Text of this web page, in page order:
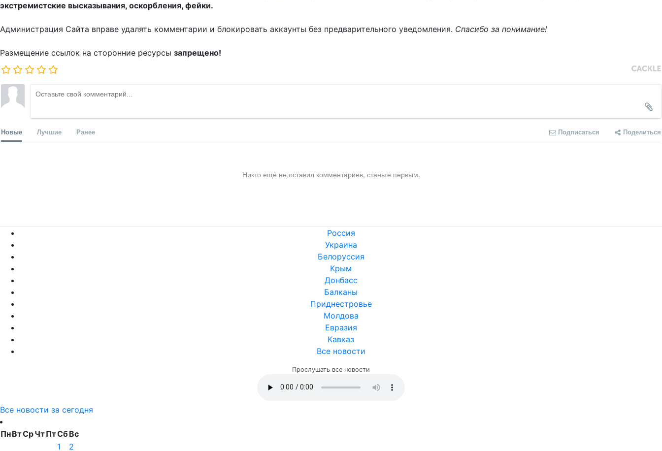
экстремистские высказывания, оскорбления, фейки.
Администрация Сайта вправе удалять комментарии и блокировать аккаунты без предварительного уведомления. Спасибо за понимание!
Размещение ссылок на сторонние ресурсы запрещено!
Новые Лучшие Ранее Подписаться Поделиться
Никто ещё не оставил комментариев, станьте первым.
Россия
Украина
Белоруссия
Крым
Донбасс
Балканы
Приднестровье
Молдова
Евразия
Кавказ
Все новости
Прослушать все новости
Все новости за сегодня
ПнВтСрЧтПтСбВс
1
2